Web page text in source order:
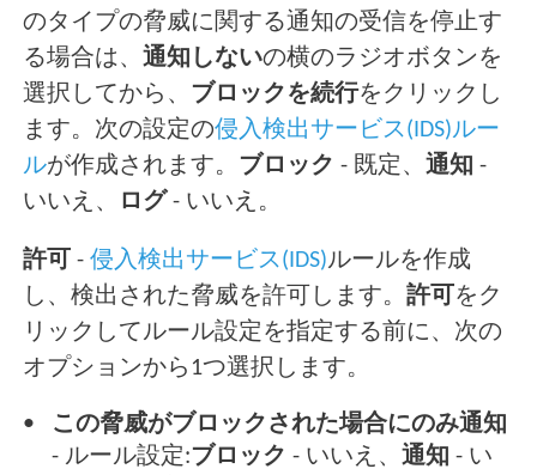
のタイプの脅威に関する通知の受信を停止す
る場合は、通知しないの横のラジオボタンを
選択してから、 ブロックを続行をクリックし
ます。次の設定の侵入検出サービス(IDS)ルー
ルが作成されます。 ブロック - 既定、通知 -
いいえ、
ログ - いいえ。
許可 -侵入検出サービス(IDS)ルールを作成
し、検出された脅威を許可します。許可 をク
リックしてルール設定を指定する前に、次の
オプションから1つ選択します。
この脅威がブロックされた場合にのみ通知
- ルール設定:ブロック - いいえ、通知 - い